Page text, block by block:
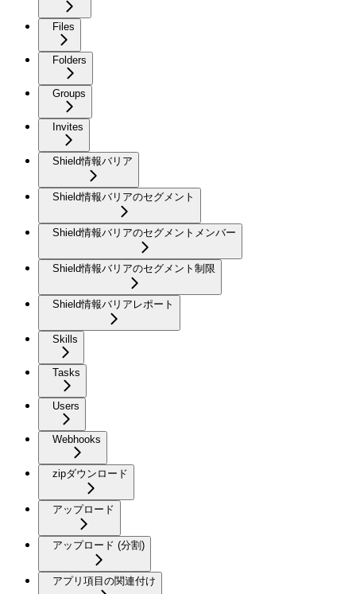
Files
Folders
Groups
Invites
Shield情報バリア
Shield情報バリアのセグメント
Shield情報バリアのセグメントメンバー
Shield情報バリアのセグメント制限
Shield情報バリアレポート
Skills
Tasks
Users
Webhooks
zipダウンロード
アップロード
アップロード (分割)
アプリ項目の関連付け